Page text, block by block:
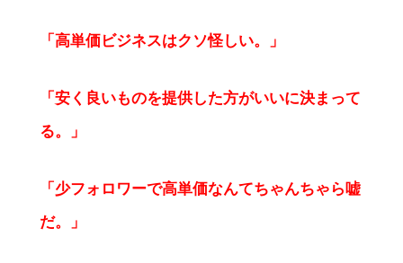
「高単価ビジネスはクソ怪しい。」
「安く良いものを提供した方がいいに決まって
る。」
「少フォロワーで高単価なんてちゃんちゃら嘘
だ。」